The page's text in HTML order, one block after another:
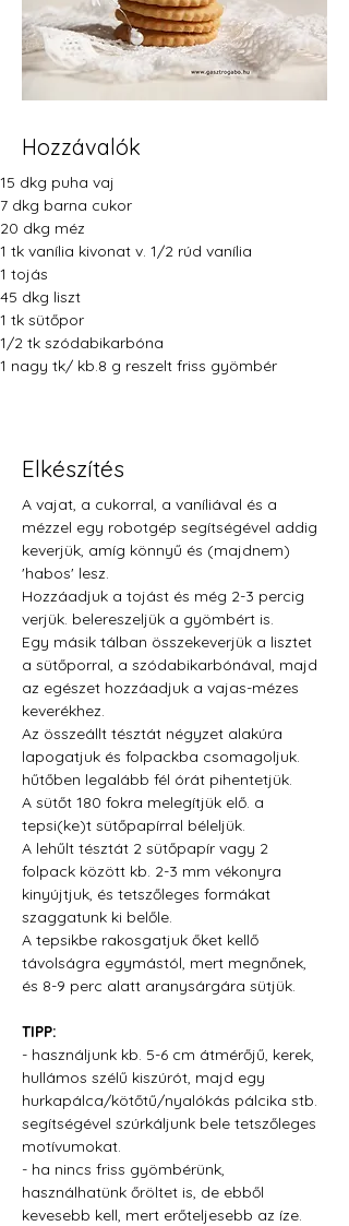
Hozzávalók
15 dkg puha vaj
7 dkg barna cukor
20 dkg méz
1 tk vanília kivonat v. 1/2 rúd vanília
1 tojás
45 dkg liszt
1 tk sütőpor
1/2 tk szódabikarbóna
1 nagy tk/ kb.8 g reszelt friss gyömbér
Elkészítés
A vajat, a cukorral, a vaníliával és a
mézzel egy robotgép segítségével addig
keverjük, amíg könnyű és (majdnem)
'habos' lesz.
Hozzáadjuk a tojást és még 2-3 percig
verjük. belereszeljük a gyömbért is.
Egy másik tálban összekeverjük a lisztet
a sütőporral, a szódabikarbónával, majd
az egészet hozzáadjuk a vajas-mézes
keverékhez.
Az összeállt tésztát négyzet alakúra
lapogatjuk és folpackba csomagoljuk.
hűtőben legalább fél órát pihentetjük.
A sütőt 180 fokra melegítjük elő. a
tepsi(ke)t sütőpapírral béleljük.
A lehűlt tésztát 2 sütőpapír vagy 2
folpack között kb. 2-3 mm vékonyra
kinyújtjuk, és tetszőleges formákat
szaggatunk ki belőle.
A tepsikbe rakosgatjuk őket kellő
távolságra egymástól, mert megnőnek,
és 8-9 perc alatt aranysárgára sütjük.
TIPP:
- használjunk kb. 5-6 cm átmérőjű, kerek,
hullámos szélű kiszúrót, majd egy
hurkapálca/kötőtű/nyalókás pálcika stb.
segítségével szúrkáljunk bele tetszőleges
motívumokat.
- ha nincs friss gyömbérünk,
használhatünk őröltet is, de ebből
kevesebb kell, mert erőteljesebb az íze.